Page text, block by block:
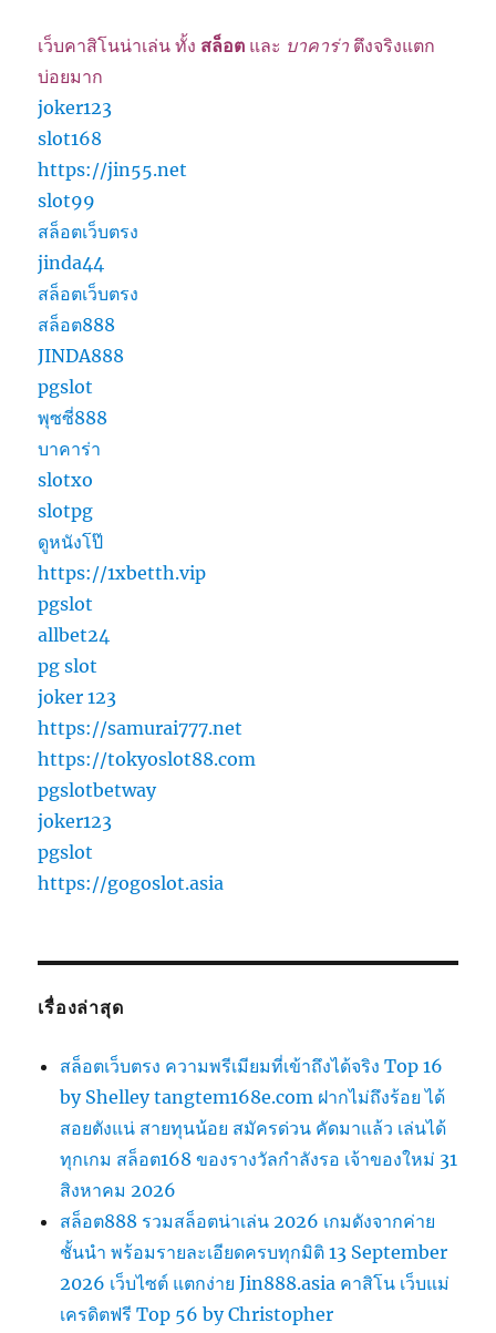
เว็บคาสิโนน่าเล่น ทั้ง สล็อต และ บาคาร่า ตึงจริงแตก
บ่อยมาก
joker123
slot168
https://jin55.net
slot99
สล็อตเว็บตรง
jinda44
สล็อตเว็บตรง
สล็อต888
JINDA888
pgslot
พุซซี่888
บาคาร่า
slotxo
slotpg
ดูหนังโป๊
https://1xbetth.vip
pgslot
allbet24
pg slot
joker 123
https://samurai777.net
https://tokyoslot88.com
pgslotbetway
joker123
pgslot
https://gogoslot.asia
เรื่องล่าสุด
สล็อตเว็บตรง ความพรีเมียมที่เข้าถึงได้จริง Top 16
by Shelley tangtem168e.com ฝากไม่ถึงร้อย ได้
สอยตังแน่ สายทุนน้อย สมัครด่วน คัดมาแล้ว เล่นได้
ทุกเกม สล็อต168 ของรางวัลกำลังรอ เจ้าของใหม่ 31
สิงหาคม 2026
สล็อต888 รวมสล็อตน่าเล่น 2026 เกมดังจากค่าย
ชั้นนำ พร้อมรายละเอียดครบทุกมิติ 13 September
2026 เว็บไซต์ แตกง่าย Jin888.asia คาสิโน เว็บแม่
เครดิตฟรี Top 56 by Christopher